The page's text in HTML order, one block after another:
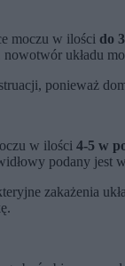
moczu w ilości do
układu
ponieważ
w ilości 4-5 w
podany jest
zakażenia